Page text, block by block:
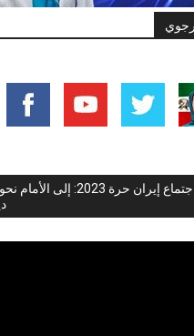
اجتماع إيران حرة 2023: إلى